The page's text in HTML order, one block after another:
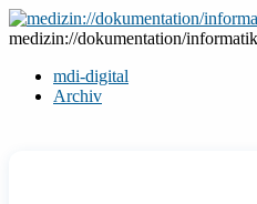
Zum
Inhalt
medizin://dokumentation/
mdi-digital
Archiv